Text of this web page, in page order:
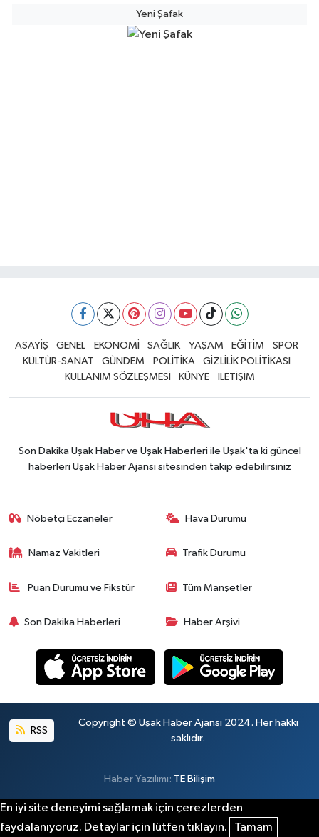
Yeni Şafak
ASAYİŞ GENEL EKONOMİ SAĞLIK YAŞAM EĞİTİM
SPOR
KÜLTÜR-SANAT
GÜNDEM POLİTİKA
GİZLİLİK POLİTİKASI
KULLANIM SÖZLEŞMESİ
KÜNYE İLETİŞİM
Son Dakika Uşak Haber ve Uşak Haberleri ile Uşak'ta ki güncel
haberleri Uşak Haber Ajansı sitesinden takip edebilirsiniz
Nöbetçi Eczaneler Hava Durumu
Namaz Vakitleri Trafik Durumu
Puan Durumu ve Fikstür Tüm Manşetler
Son Dakika Haberleri Haber Arşivi
RSS
Copyright © Uşak Haber Ajansı 2024. Her hakkı
saklıdır.
Haber Yazılımı: TE Bilişim
En iyi site deneyimi sağlamak için çerezlerden
faydalanıyoruz. Detaylar için lütfen tıklayın.
Tamam